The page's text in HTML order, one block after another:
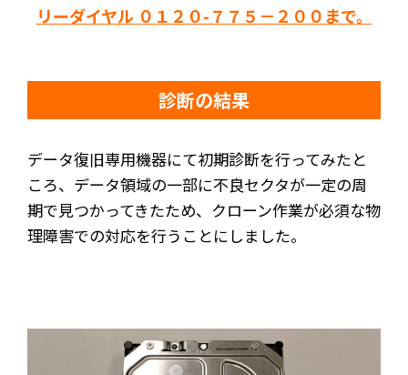
リーダイヤル ０１２０-７７５－２００まで。
診断の結果
データ復旧専用機器にて初期診断を行ってみたと
ころ、データ領域の一部に不良セクタが一定の周
期で見つかってきたため、クローン作業が必須な物
理障害での対応を行うことにしました。